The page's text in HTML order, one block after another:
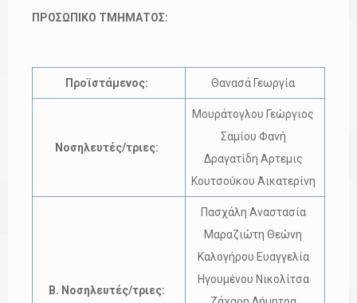
ΠΡΟΣΩΠΙΚΟ ΤΜΗΜΑΤΟΣ:
Προϊστάμενος: Θανασά Γεωργία
Νοσηλευτές/τριες:
Μουράτογλου Γεώργιος​
Σαμίου Φανή​
Δραγατίδη Αρτεμις​
Κουτσούκου Αικατερίνη
Β. Νοσηλευτές/τριες:
Πασχάλη Αναστασία​
Μαραζιώτη Θεώνη
Καλογήρου Ευαγγελία
Ηγουμένου Νικολίτσα​